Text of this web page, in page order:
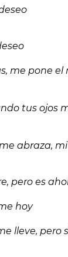
me pone el
tus ojos
abraza,
pero es
hoy
lleve, pero